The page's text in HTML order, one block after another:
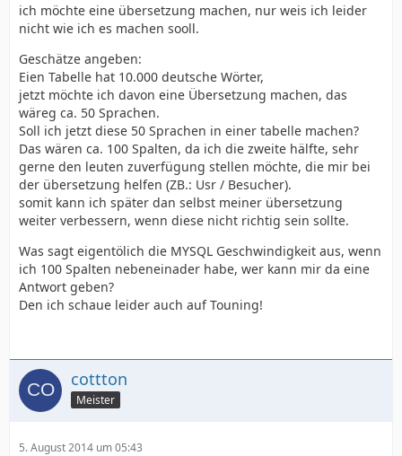
ich möchte eine übersetzung machen, nur weis ich leider
nicht wie ich es machen sooll.
Geschätze angeben:
Eien Tabelle hat 10.000 deutsche Wörter,
jetzt möchte ich davon eine Übersetzung machen, das
wäreg ca. 50 Sprachen.
Soll ich jetzt diese 50 Sprachen in einer tabelle machen?
Das wären ca. 100 Spalten, da ich die zweite hälfte, sehr
gerne den leuten zuverfügung stellen möchte, die mir bei
der übersetzung helfen (ZB.: Usr / Besucher).
somit kann ich später dan selbst meiner übersetzung
weiter verbessern, wenn diese nicht richtig sein sollte.
Was sagt eigentölich die MYSQL Geschwindigkeit aus, wenn
ich 100 Spalten nebeneinader habe, wer kann mir da eine
Antwort geben?
Den ich schaue leider auch auf Touning!
cottton
Meister
5. August 2014 um 05:43